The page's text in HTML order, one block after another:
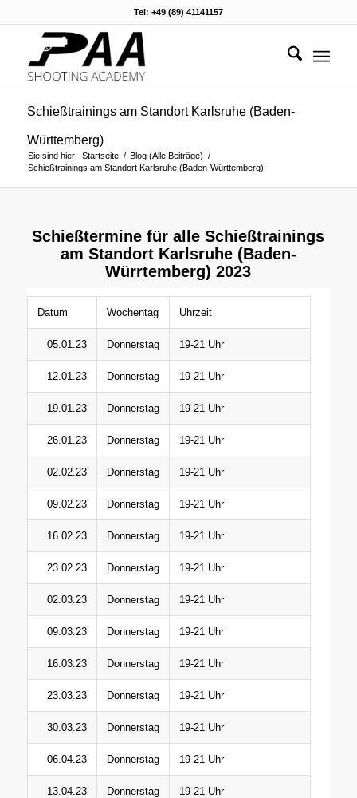
Tel: +49 (89) 41141157
Schießtrainings am Standort Karlsruhe (Baden-
Württemberg)
Sie sind hier: Startseite / Blog (Alle Beiträge) /
Schießtrainings am Standort Karlsruhe (Baden-Württemberg)
Schießtermine für alle Schießtrainings
am Standort Karlsruhe (Baden-
Würrtemberg) 2023
Datum Wochentag Uhrzeit
05.01.23 Donnerstag 19-21 Uhr
12.01.23 Donnerstag 19-21 Uhr
19.01.23 Donnerstag 19-21 Uhr
26.01.23 Donnerstag 19-21 Uhr
02.02.23 Donnerstag 19-21 Uhr
09.02.23 Donnerstag 19-21 Uhr
16.02.23 Donnerstag 19-21 Uhr
23.02.23 Donnerstag 19-21 Uhr
02.03.23 Donnerstag 19-21 Uhr
09.03.23 Donnerstag 19-21 Uhr
16.03.23 Donnerstag 19-21 Uhr
23.03.23 Donnerstag 19-21 Uhr
30.03.23 Donnerstag 19-21 Uhr
06.04.23 Donnerstag 19-21 Uhr
13.04.23 Donnerstag 19-21 Uhr